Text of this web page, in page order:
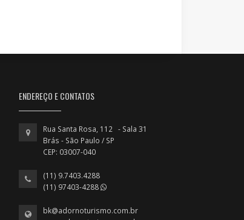
ENDEREÇO E CONTATOS
Rua Santa Rosa, 112 - Sala 31
Brás - São Paulo / SP
CEP: 03007-040
(11) 9.7403.4288
(11) 97403-4288
bk@adornoturismo.com.br